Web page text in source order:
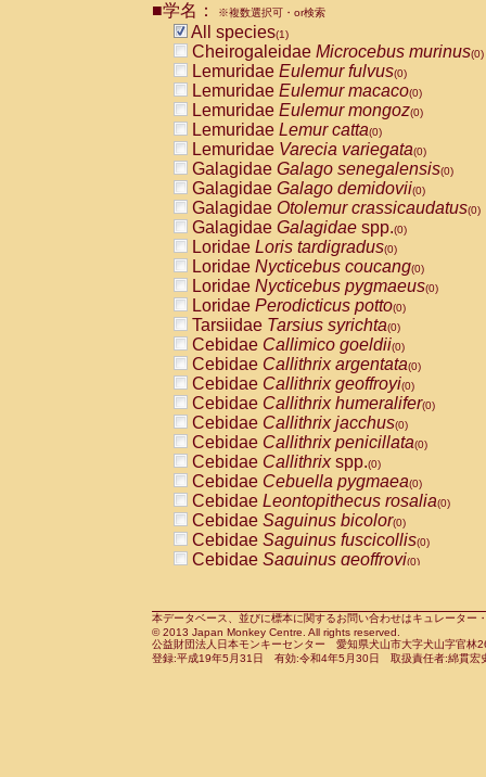
CebidaeCebus nigrivittatus
CebidaeCebus
CebidaeSaimiri boliviensis(0)
CebidaeSaimiri sciureus(0)
AtelidaeAlouatta caraya(0)
AtelidaeAlouatta fusca(0)
AtelidaeAlouatta seniculus
AtelidaeAlouattaspp.(0)
AtelidaeAteles belzebuth(0)
AtelidaeAteles geoffroyi(0)
AtelidaeAteles paniscus(0)
AtelidaeAtelesspp.(0)
Atelidae Lagothrix lagothricha
AtelidaeLagothrix lagothricha cana
PitheciidaeCacajao calvus
PitheciidaeCallicebus cupreus
PitheciidaeCallicebus donacophilus
PitheciidaeCallicebus moloch
PitheciidaeCallicebus torquatus
PitheciidaeCallicebusspp.(0)
PitheciidaeChiropotes satanas(0)
PitheciidaePithecia monachus
PitheciidaePithecia pithecia(0)
CercopithecidaeCercocebus agilis
CercopithecidaeCercocebus
CercopithecidaeCercocebus
CercopithecidaeCercocebus
CercopithecidaeCercocebus
CercopithecidaeCercocebushybrid
CercopithecidaePapio anubis(0)
CercopithecidaePapio cynocephalus
CercopithecidaePapio hamadryas(0)
■学名： ※複数選択可・or検索
All species(1)
Cheirogaleidae Microcebus murinus(0)
Lemuridae Eulemur fulvus(0)
Lemuridae Eulemur macaco(0)
Lemuridae Eulemur mongoz(0)
Lemuridae Lemur catta(0)
Lemuridae Varecia variegata(0)
Galagidae Galago senegalensis(0)
Galagidae Galago demidovii(0)
Galagidae Otolemur crassicaudatus(0)
Galagidae Galagidae spp.(0)
Loridae Loris tardigradus(0)
Loridae Nycticebus coucang(0)
Loridae Nycticebus pygmaeus(0)
Loridae Perodicticus potto(0)
Tarsiidae Tarsius syrichta(0)
Cebidae Callimico goeldii(0)
Cebidae Callithrix argentata(0)
Cebidae Callithrix geoffroyi(0)
Cebidae Callithrix humeralifer(0)
Cebidae Callithrix jacchus(0)
Cebidae Callithrix penicillata(0)
Cebidae Callithrixspp.(0)
Cebidae Cebuella pygmaea(0)
Cebidae Leontopithecus rosalia(0)
Cebidae Saguinus bicolor(0)
Cebidae Saguinus fuscicollis(0)
Cebidae Saguinus geoffroyi(0)
CebidaeSaguinus leucopus(0)
CebidaeSaguinus midas(0)
Cebidae Saguinus mystax(0)
本データベース、並びに標本に関するお問い合わせはキュレータ
© 2013 Japan Monkey Centre. All rights reserved.
公益財団法人日本モンキーセンター 愛知県犬山市大字犬山字官
登録:平成19年5月31日 有効:令和4年5月30日 取扱責任者:綿貫宏